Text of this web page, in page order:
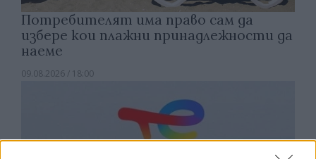
Потребителят има право сам да
избере кои плажни принадлежности да
наеме
09.08.2026 / 18:00